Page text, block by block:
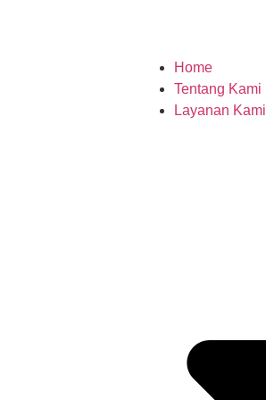
Home
Tentang Kami
Layanan Kami